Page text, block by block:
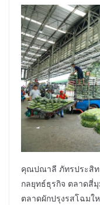
คุณปณาลี ภัทรประสิท
กลยุทธ์ธุรกิจ ตลาดสี่มุ
ตลาดผักปรุงรสโฉมใ